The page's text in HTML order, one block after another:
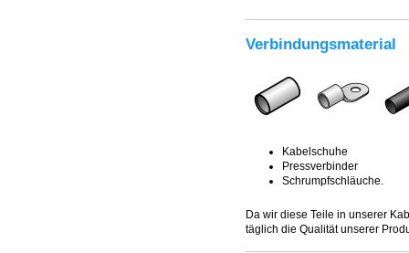
Verbindungsmaterial
Kabelschuhe
Pressverbinder
Schrumpfschläuche.
Da wir diese Teile in unserer
täglich die Qualität unserer